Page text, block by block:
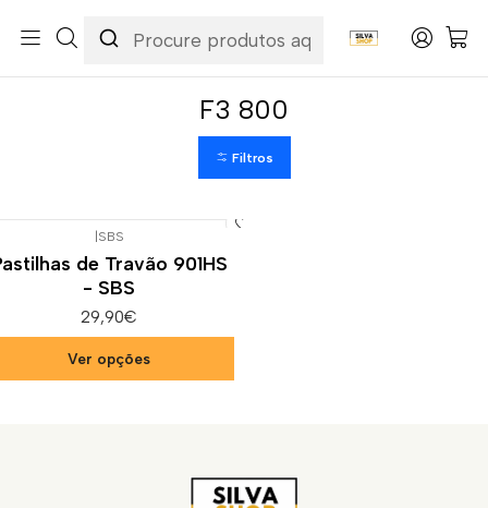
Suspensão & Travões
Pastilhas de Travão MV Agusta F3 800
F3 800
Filtros
|SBS
de Travão 901HS
- SBS
29,90€
Ver opções